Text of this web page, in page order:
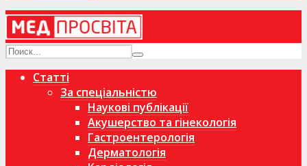
Статті
За спеціальністю
Наукові публікації
Акушерство та гінекологія
Гастроентерологія
Дерматологія